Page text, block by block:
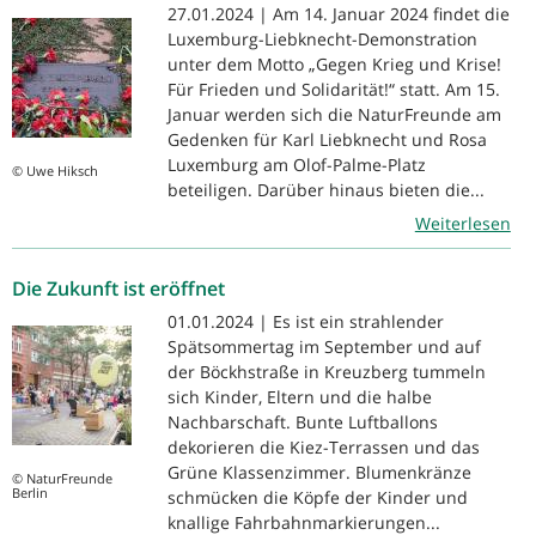
© Uwe Hiksch
27.01.2024 | Am 14. Januar 2024 findet die
Luxemburg-Liebknecht-Demonstration
unter dem Motto „Gegen Krieg und Krise!
Für Frieden und Solidarität!“ statt. Am 15.
Januar werden sich die NaturFreunde am
Gedenken für Karl Liebknecht und Rosa
Luxemburg am Olof-Palme-Platz
beteiligen. Darüber hinaus bieten die...
Weiterlesen
Die Zukunft ist eröffnet
© NaturFreunde
Berlin
01.01.2024 | Es ist ein strahlender
Spätsommertag im September und auf
der Böckhstraße in Kreuzberg tummeln
sich Kinder, Eltern und die halbe
Nachbarschaft. Bunte Luftballons
dekorieren die Kiez-Terrassen und das
Grüne Klassenzimmer. Blumenkränze
schmücken die Köpfe der Kinder und
knallige Fahrbahnmarkierungen...